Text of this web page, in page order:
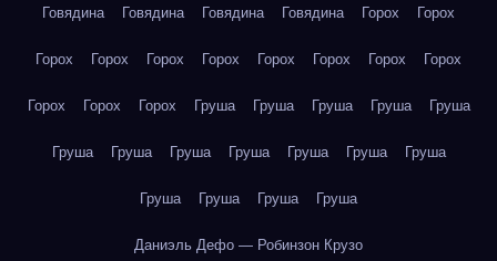
Говядина Говядина Говядина Говядина Горох Горох
Горох Горох Горох Горох Горох Горох Горох Горох
Горох Горох Горох Груша Груша Груша Груша Груша
Груша Груша Груша Груша Груша Груша Груша
Груша Груша Груша Груша
Даниэль Дефо — Робинзон Крузо